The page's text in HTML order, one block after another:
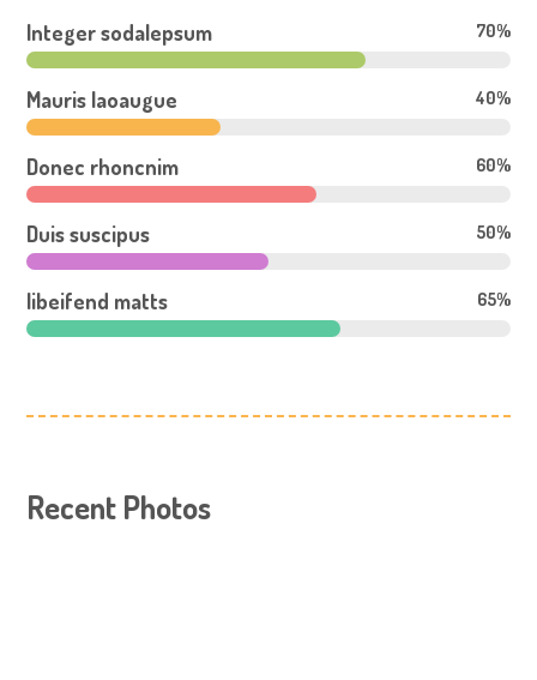
Integer sodalepsum 70%
Mauris laoaugue 40%
Donec rhoncnim 60%
Duis suscipus 50%
libeifend matts 65%
Recent Photos